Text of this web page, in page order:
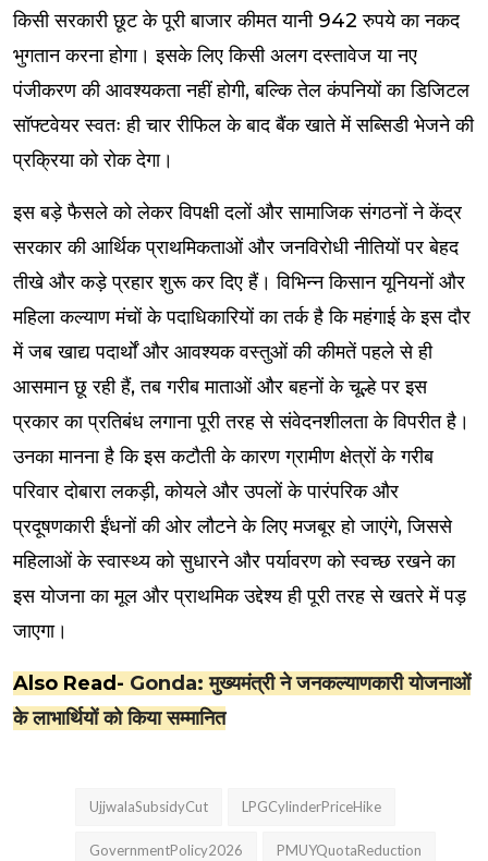
किसी सरकारी छूट के पूरी बाजार कीमत यानी 942 रुपये का नकद
भुगतान करना होगा। इसके लिए किसी अलग दस्तावेज या नए
पंजीकरण की आवश्यकता नहीं होगी, बल्कि तेल कंपनियों का डिजिटल
सॉफ्टवेयर स्वतः ही चार रीफिल के बाद बैंक खाते में सब्सिडी भेजने की
प्रक्रिया को रोक देगा।
इस बड़े फैसले को लेकर विपक्षी दलों और सामाजिक संगठनों ने केंद्र
सरकार की आर्थिक प्राथमिकताओं और जनविरोधी नीतियों पर बेहद
तीखे और कड़े प्रहार शुरू कर दिए हैं। विभिन्न किसान यूनियनों और
महिला कल्याण मंचों के पदाधिकारियों का तर्क है कि महंगाई के इस दौर
में जब खाद्य पदार्थों और आवश्यक वस्तुओं की कीमतें पहले से ही
आसमान छू रही हैं, तब गरीब माताओं और बहनों के चूल्हे पर इस
प्रकार का प्रतिबंध लगाना पूरी तरह से संवेदनशीलता के विपरीत है।
उनका मानना है कि इस कटौती के कारण ग्रामीण क्षेत्रों के गरीब
परिवार दोबारा लकड़ी, कोयले और उपलों के पारंपरिक और
प्रदूषणकारी ईंधनों की ओर लौटने के लिए मजबूर हो जाएंगे, जिससे
महिलाओं के स्वास्थ्य को सुधारने और पर्यावरण को स्वच्छ रखने का
इस योजना का मूल और प्राथमिक उद्देश्य ही पूरी तरह से खतरे में पड़
जाएगा।
Also Read- Gonda: मुख्यमंत्री ने जनकल्याणकारी योजनाओं
के लाभार्थियों को किया सम्मानित
UjjwalaSubsidyCut LPGCylinderPriceHike
GovernmentPolicy2026 PMUYQuotaReduction